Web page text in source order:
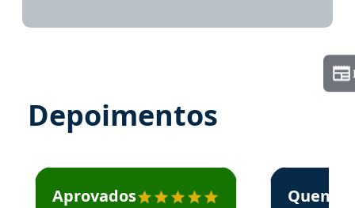
Depoimentos
Estudante José recomenda o Aprova Concursos em
Aprovados
Estudante
Quem